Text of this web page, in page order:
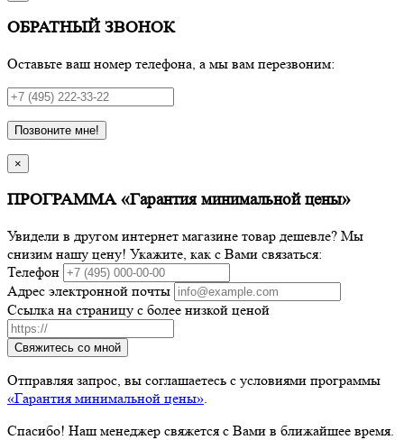
ОБРАТНЫЙ ЗВОНОК
Оставьте ваш номер телефона, а мы вам перезвоним:
Позвоните мне!
×
ПРОГРАММА «Гарантия минимальной цены»
Увидели в другом интернет магазине товар дешевле? Мы
снизим нашу цену! Укажите, как с Вами связаться:
Телефон
Адрес электронной почты
Ссылка на страницу с более низкой ценой
Свяжитесь со мной
Отправляя запрос, вы соглашаетесь с условиями программы
«Гарантия минимальной цены»
Спасибо! Наш менеджер свяжется с Вами в ближайшее время.